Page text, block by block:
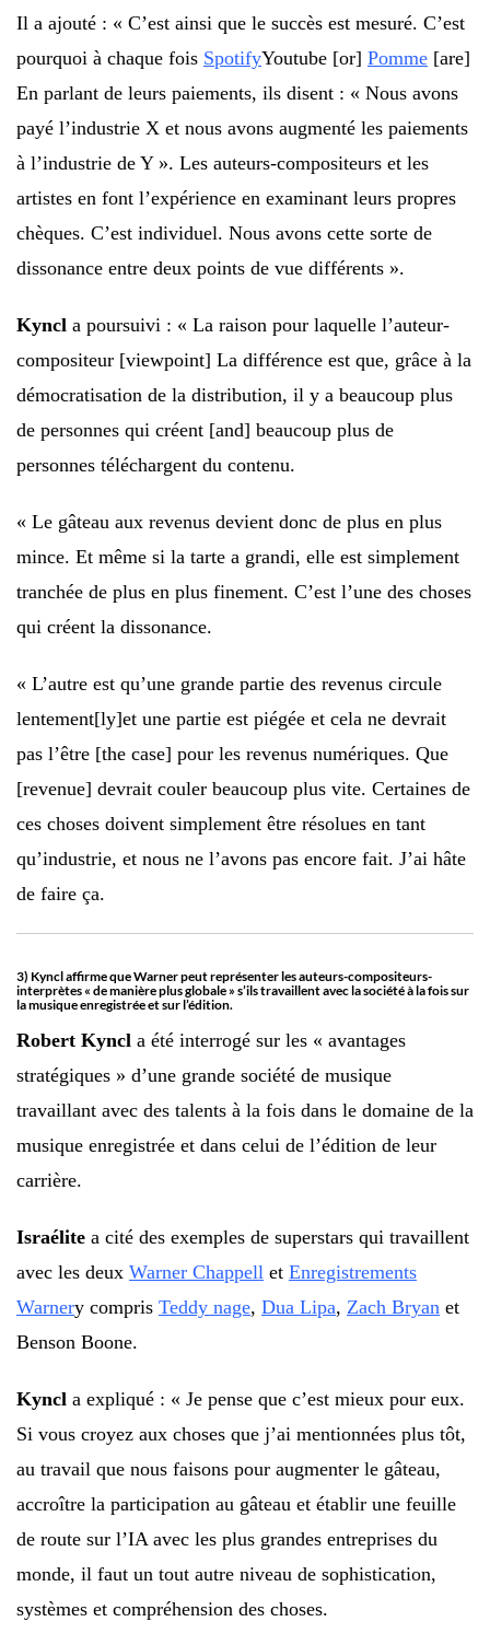
Il a ajouté : « C’est ainsi que le succès est mesuré. C’est
pourquoi à chaque fois SpotifyYoutube [or] Pomme [are]
En parlant de leurs paiements, ils disent : « Nous avons
payé l’industrie X et nous avons augmenté les paiements
à l’industrie de Y ». Les auteurs-compositeurs et les
artistes en font l’expérience en examinant leurs propres
chèques. C’est individuel. Nous avons cette sorte de
dissonance entre deux points de vue différents ».
Kyncl a poursuivi : « La raison pour laquelle l’auteur-
compositeur [viewpoint] La différence est que, grâce à la
démocratisation de la distribution, il y a beaucoup plus
de personnes qui créent [and] beaucoup plus de
personnes téléchargent du contenu.
« Le gâteau aux revenus devient donc de plus en plus
mince. Et même si la tarte a grandi, elle est simplement
tranchée de plus en plus finement. C’est l’une des choses
qui créent la dissonance.
« L’autre est qu’une grande partie des revenus circule
lentement[ly]et une partie est piégée et cela ne devrait
pas l’être [the case] pour les revenus numériques. Que
[revenue] devrait couler beaucoup plus vite. Certaines de
ces choses doivent simplement être résolues en tant
qu’industrie, et nous ne l’avons pas encore fait. J’ai hâte
de faire ça.
3) Kyncl affirme que Warner peut représenter les auteurs-compositeurs-
interprètes « de manière plus globale » s’ils travaillent avec la société à la fois sur
la musique enregistrée et sur l’édition.
Robert Kyncl a été interrogé sur les « avantages
stratégiques » d’une grande société de musique
travaillant avec des talents à la fois dans le domaine de la
musique enregistrée et dans celui de l’édition de leur
carrière.
Israélite a cité des exemples de superstars qui travaillent
avec les deux Warner Chappell et Enregistrements
Warnery compris Teddy nage, Dua Lipa, Zach Bryan et
Benson Boone.
Kyncl a expliqué : « Je pense que c’est mieux pour eux.
Si vous croyez aux choses que j’ai mentionnées plus tôt,
au travail que nous faisons pour augmenter le gâteau,
accroître la participation au gâteau et établir une feuille
de route sur l’IA avec les plus grandes entreprises du
monde, il faut un tout autre niveau de sophistication,
systèmes et compréhension des choses.